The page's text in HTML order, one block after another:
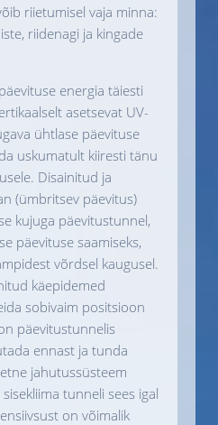
riietumisel vaja minna:
riidenagi ja kingade
energia täiesti
asetsevat UV-
ühtlase päevituse
uskumatult kiiresti tänu
Disainitud ja
(ümbritsev päevitus)
kujuga päevitustunnel,
päevituse saamiseks,
võrdsel kaugusel.
käepidemed
sobivaim positsioon
päevitustunnelis
ennast ja tunda
jahutussüsteem
tunneli sees igal
on võimalik